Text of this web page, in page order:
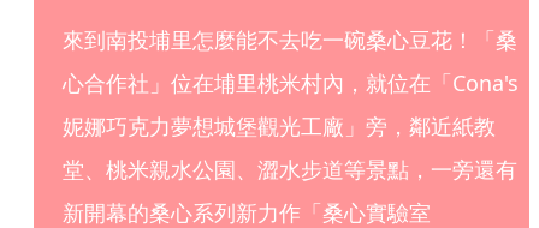
來到南投埔里怎麼能不去吃一碗桑心豆花！「桑
心合作社」位在埔里桃米村內，就位在「Cona's
妮娜巧克力夢想城堡觀光工廠」旁，鄰近紙教
堂、桃米親水公園、澀水步道等景點，一旁還有
新開幕的桑心系列新力作「桑心實驗室